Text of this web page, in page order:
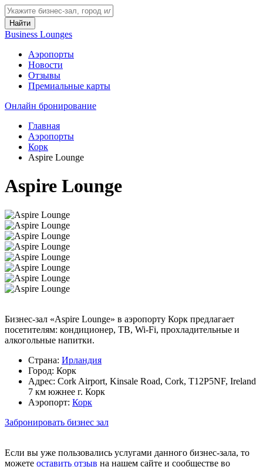
Найти
Business Lounges
Аэропорты
Новости
Отзывы
Премиальные карты
Онлайн бронирование
Главная
Аэропорты
Корк
Aspire Lounge
Aspire Lounge
Бизнес-зал «Aspire Lounge» в аэропорту Корк предлагает
посетителям: кондиционер, ТВ, Wi-Fi, прохладительные и
алкогольные напитки.
Страна: Ирландия
Город: Корк
Адрес: Cork Airport, Kinsale Road, Cork, T12P5NF, Ireland
7 км южнее г. Корк
Аэропорт: Корк
Забронировать бизнес зал
Если вы уже пользовались услугами данного бизнес-зала, то
можете оставить отзыв на нашем сайте и сообществе во